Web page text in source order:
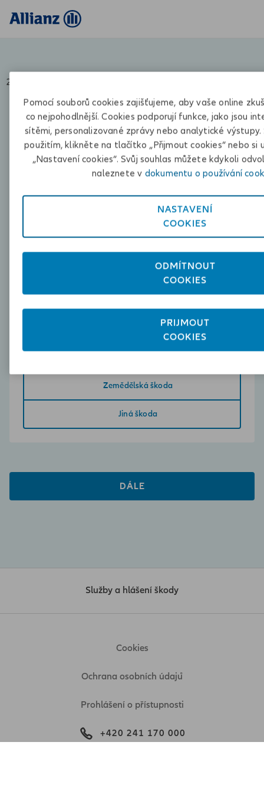
2
Co se stalo?
Vodovodní škoda
Přírodní událost
Požár / Úder blesku / Výbuch
Rozbití skla
Škoda na stroji, elektronice, plavidle nebo
Zemědělská škoda
Jiná škoda
DÁLE
Cookies
Ochrana osobních údajů
Prohlášení o přístupnosti
+420 241 170 000
Služby a hlášení škody
Pomocí souborů cookies zajišťujeme, aby vaše online
co nejpohodlnější. Cookies podporují funkce, jako jsou
sítěmi, personalizované zprávy nebo analytické výstupy.
použitím, klikněte na tlačítko „Přijmout cookies“ nebo si
„Nastavení cookies“. Svůj souhlas můžete kdykoli
naleznete v dokumentu o používání
NASTAVENÍ
COOKIES
ODMÍTNOUT
COOKIES
PŘIJMOUT
COOKIES